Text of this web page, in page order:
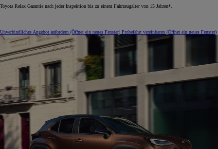
Toyota Relax Garantie nach jeder Inspektion bis zu einem Fahrzeugalter von 15 Jahren*.
Unverbindliches Angebot anfordern (Öffnet ein neues Fenster) Probefahrt vereinbaren (Öffnet ein neues Fenster)